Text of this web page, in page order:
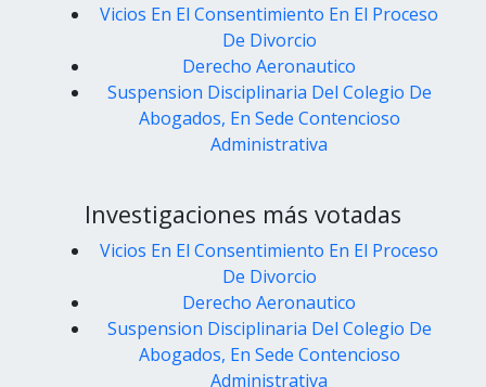
Vicios En El Consentimiento En El Proceso
De Divorcio
Derecho Aeronautico
Suspension Disciplinaria Del Colegio De
Abogados, En Sede Contencioso
Administrativa
Investigaciones más votadas
Vicios En El Consentimiento En El Proceso
De Divorcio
Derecho Aeronautico
Suspension Disciplinaria Del Colegio De
Abogados, En Sede Contencioso
Administrativa